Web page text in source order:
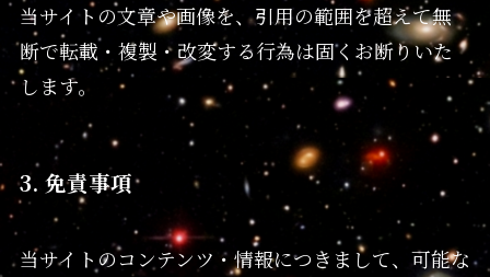
当サイトの文章や画像を、引用の範囲を超えて無
断で転載・複製・改変する行為は固くお断りいた
します。
3. 免責事項
当サイトのコンテンツ・情報につきまして、可能な